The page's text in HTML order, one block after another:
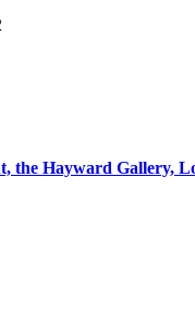
Hayward Gallery,